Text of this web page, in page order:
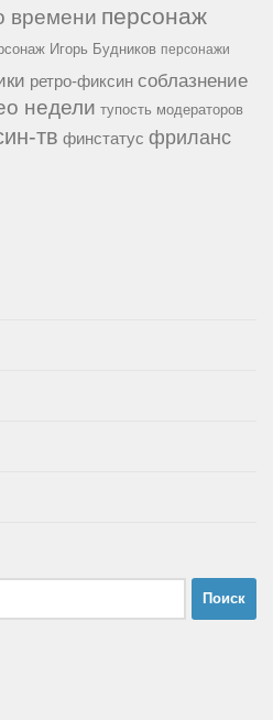
времени персонаж
Игорь Будников персонажи
ретро-фиксин соблазнение
недели тупость модераторов
тв финстатус фриланс